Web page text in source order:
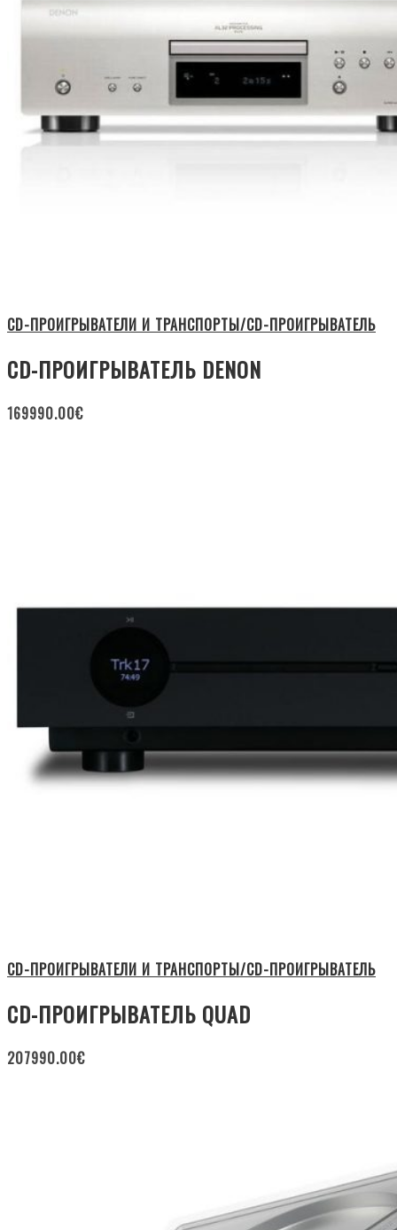
CD-ПРОИГРЫВАТЕЛИ И ТРАНСПОРТЫ/CD-ПРОИГРЫВАТЕЛЬ
CD-ПРОИГРЫВАТЕЛЬ DENON
169990.00€
CD-ПРОИГРЫВАТЕЛИ И ТРАНСПОРТЫ/CD-ПРОИГРЫВАТЕЛЬ
CD-ПРОИГРЫВАТЕЛЬ QUAD
207990.00€